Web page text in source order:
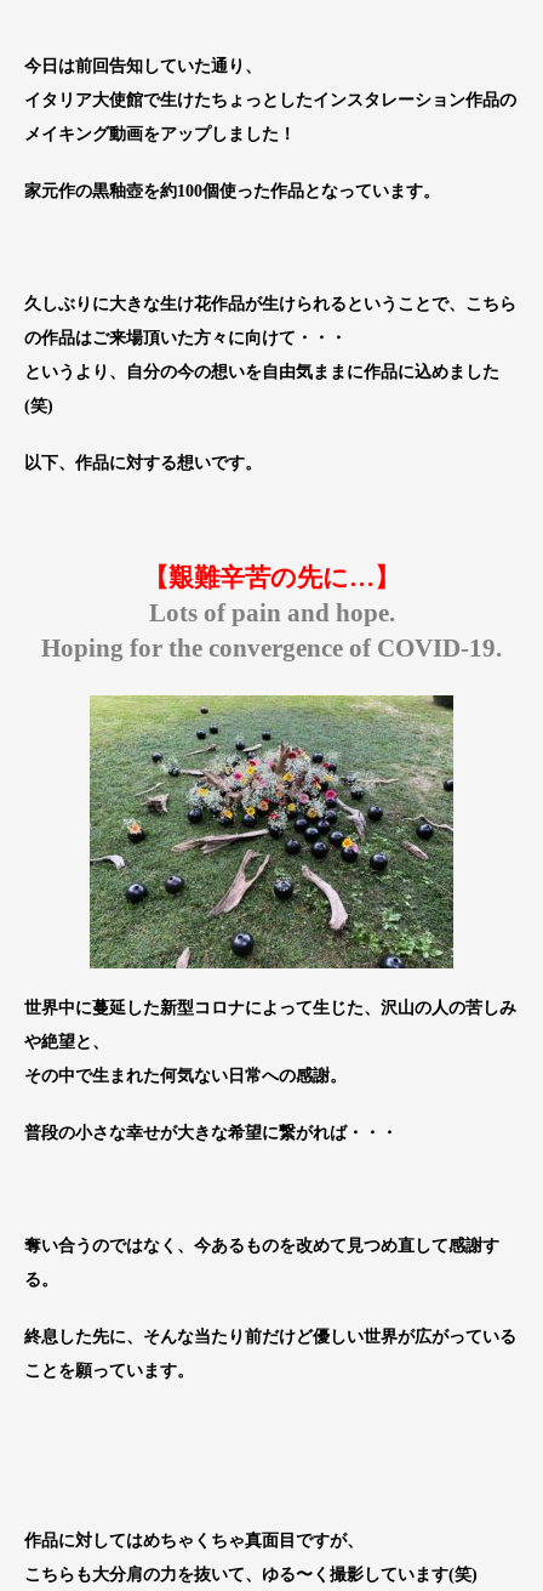
今日は前回告知していた通り、
イタリア大使館で生けたちょっとしたインスタレーション作品の
メイキング動画をアップしました！
家元作の黒釉壺を約100個使った作品となっています。
久しぶりに大きな生け花作品が生けられるということで、こちら
の作品はご来場頂いた方々に向けて・・・
というより、自分の今の想いを自由気ままに作品に込めました
(笑)
以下、作品に対する想いです。
【艱難辛苦の先に…】
Lots of pain and hope.
Hoping for the convergence of COVID-19.
世界中に蔓延した新型コロナによって生じた、沢山の人の苦しみ
や絶望と、
その中で生まれた何気ない日常への感謝。
普段の小さな幸せが大きな希望に繋がれば・・・
奪い合うのではなく、今あるものを改めて見つめ直して感謝す
る。
終息した先に、そんな当たり前だけど優しい世界が広がっている
ことを願っています。
作品に対してはめちゃくちゃ真面目ですが、
こちらも大分肩の力を抜いて、ゆる〜く撮影しています(笑)